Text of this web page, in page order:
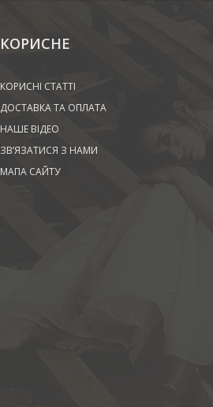
КОРИСНЕ
КОРИСНІ СТАТТІ
ДОСТАВКА ТА ОПЛАТА
НАШЕ ВІДЕО
ЗВ’ЯЗАТИСЯ З НАМИ
МАПА САЙТУ